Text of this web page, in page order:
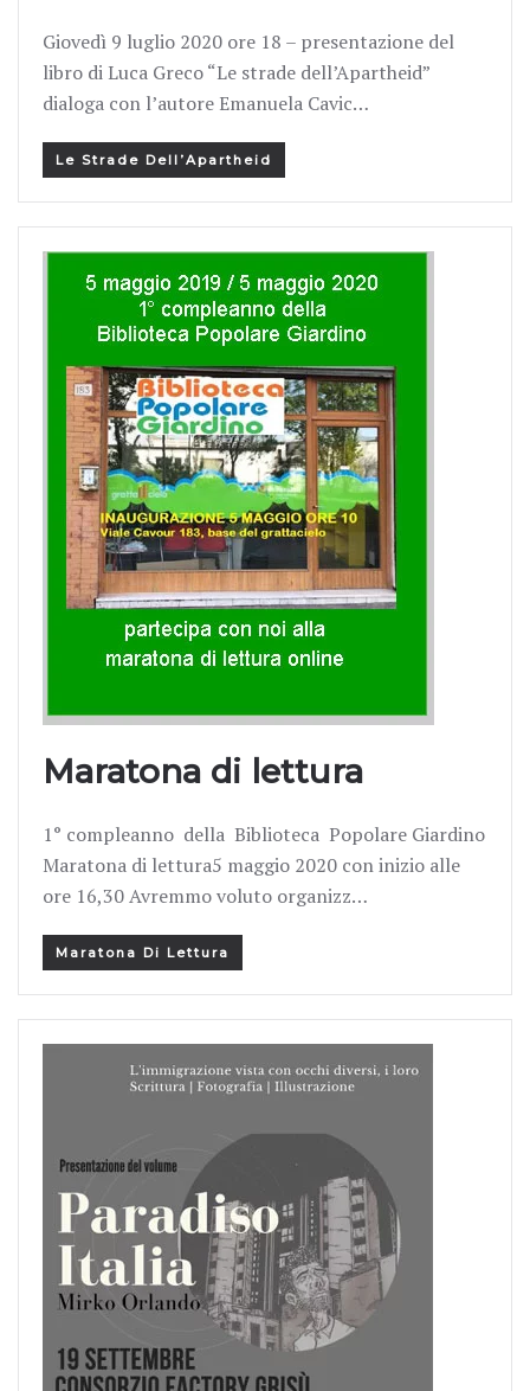
Giovedì 9 luglio 2020 ore 18 – presentazione del
libro di Luca Greco “Le strade dell’Apartheid”
dialoga con l’autore Emanuela Cavic…
Le Strade Dell’Apartheid
Maratona di lettura
1° compleanno della Biblioteca Popolare Giardino
Maratona di lettura5 maggio 2020 con inizio alle
ore 16,30 Avremmo voluto organizz…
Maratona Di Lettura